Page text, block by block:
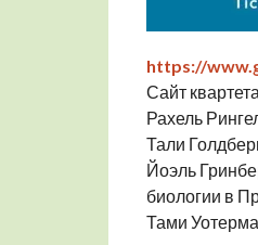
https://
Сайт
Рахель
Тали
Йоэль
биологии в
Тами